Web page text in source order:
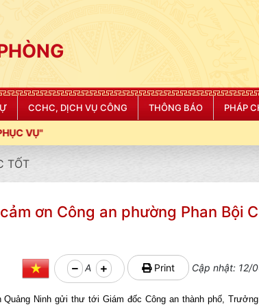
CCHC, DỊCH VỤ CÔNG THÔNG BÁO PHÁP
TỐT
ơn Công an phường Phan Bội
A Print Cập nhật: 12/
Ninh gửi thư tới Giám đốc Công an thành phố,